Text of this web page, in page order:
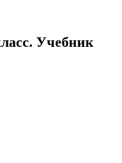
Учебник